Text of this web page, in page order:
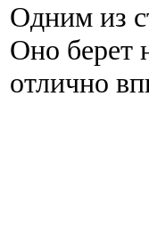
Одним из
Оно берет
отлично